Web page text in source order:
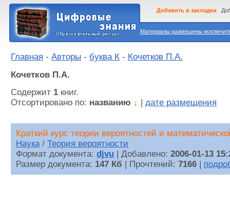
Материалы размещены
Добавить в закладки
Главная - Авторы - буква К - Кочетков П.А.
Кочетков П.А.
Содержит 1 книг.
Отсортировано по: названию ↓ дате размещения
Краткий курс теории вероятностей и
Наука/ Теория вероятности
Формат документа: djvu | Добавлено: 2006-01-13
Размер документа: 147 Кб | Прочтений: 7166